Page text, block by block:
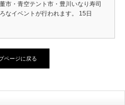
市・青空テント市・豊川いなり寿司
なイベントが行われます。 15日
ページに戻る